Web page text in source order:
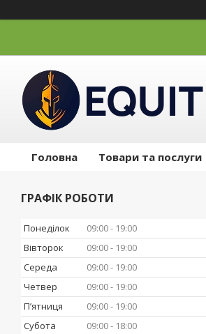
Головна Товари та послуги
ГРАФІК РОБОТИ
Понеділок 09:00
19:00
Вівторок
09:00
19:00
Середа
09:00
19:00
Четвер
09:00
19:00
Пʼятниця
09:00
19:00
Субота
09:00
18:00